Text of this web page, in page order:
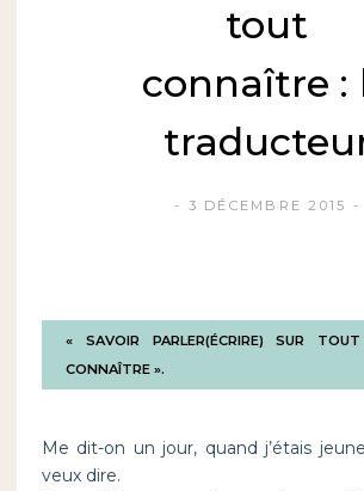
tout
connaître :
3 DÉCEMBRE 2015
« SAVOIR PARLER(ÉCRIRE) SUR
CONNAÎTRE ».
Me dit-on un jour, quand j’étais
veux dire.